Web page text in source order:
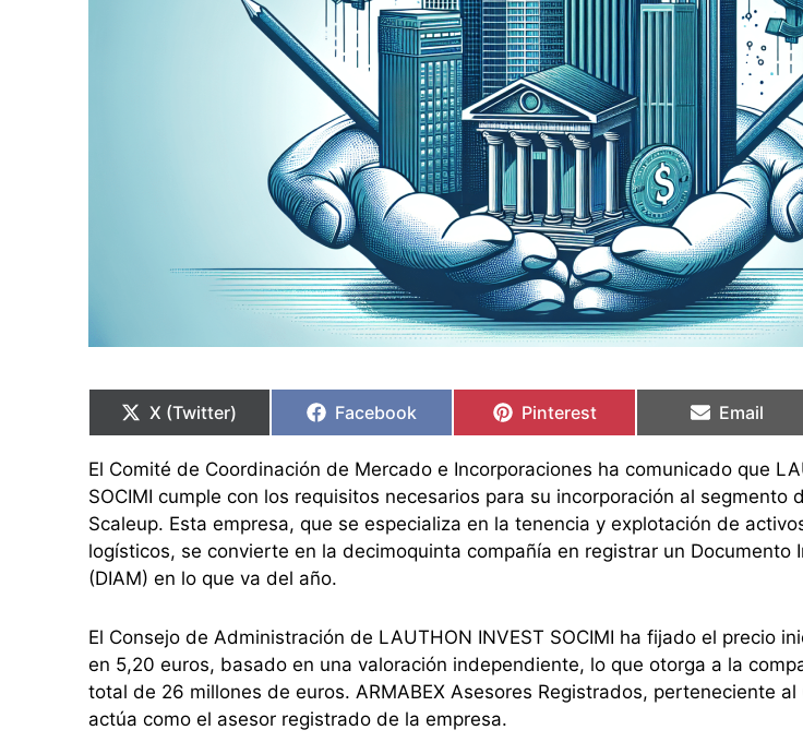
en
X (Twitter)
en
Facebook
en
Pinterest
en
Email
El Comité de Coordinación de Mercado e Incorporaciones ha comunicado que
SOCIMI cumple con los requisitos necesarios para su incorporación al segmento
Scaleup. Esta empresa, que se especializa en la tenencia y explotación de
logísticos, se convierte en la decimoquinta compañía en registrar un Documento
(DIAM) en lo que va del año.
El Consejo de Administración de LAUTHON INVEST SOCIMI ha fijado el precio
en 5,20 euros, basado en una valoración independiente, lo que otorga a la
total de 26 millones de euros. ARMABEX Asesores Registrados, perteneciente al
actúa como el asesor registrado de la empresa.
en
en
en
en